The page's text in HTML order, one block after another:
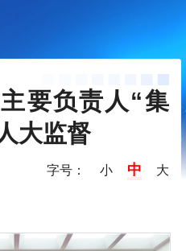
要负责人“集
大监督
字号： 小 中 大